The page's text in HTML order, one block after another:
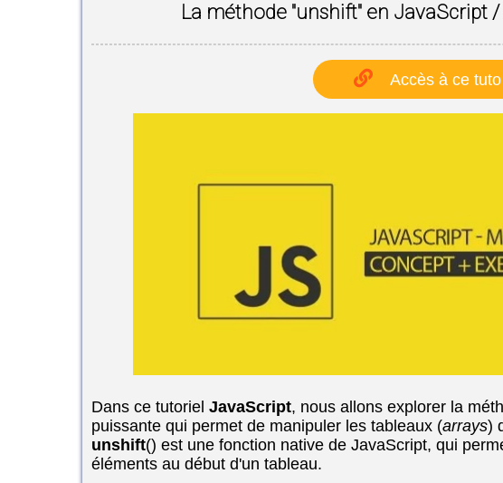
La méthode "unshift" en JavaScript
Accès à ce tuto
Dans ce tutoriel JavaScript, nous allons explorer la
puissante qui permet de manipuler les tableaux (arrays)
unshift() est une fonction native de JavaScript, qui
éléments au début d'un tableau.